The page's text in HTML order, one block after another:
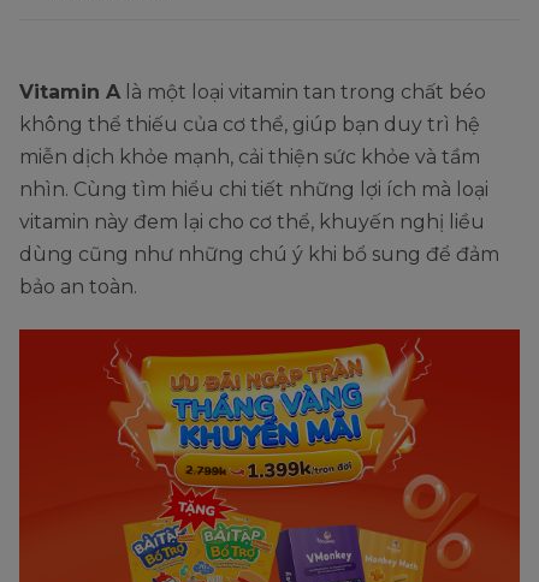
Vitamin A là một loại vitamin tan trong chất béo
không thể thiếu của cơ thể, giúp bạn duy trì hệ
miễn dịch khỏe mạnh, cải thiện sức khỏe và tầm
nhìn. Cùng tìm hiểu chi tiết những lợi ích mà loại
vitamin này đem lại cho cơ thể, khuyến nghị liều
dùng cũng như những chú ý khi bổ sung để đảm
bảo an toàn.